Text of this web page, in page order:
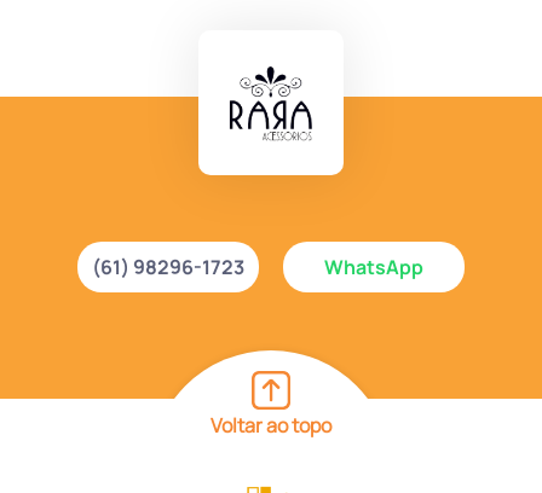
(61) 98296-1723 WhatsApp
Voltar ao topo